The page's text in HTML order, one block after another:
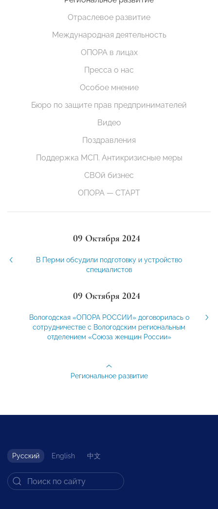
Отраслевое развитие
Международная деятельность
ОПОРА в лицах
Пресса о нас
Особое мнение
Бюро по защите прав предпринимателей
Видео
Поздравления
Поддержка МСП. Антикризисные меры
СВОй бизнес
ОПОРА — СТАРТ
09 Октября 2024
В Перми обсудили подготовку и устройство
специалистов
09 Октября 2024
Вологодская «ОПОРА РОССИИ» договорилась о
сотрудничестве с Вологодским региональным
отделением «Союза женщин России»
Региональное развитие
Русский English 中文